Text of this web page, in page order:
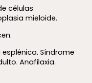
células
mieloide.
Síndrome
Anafilaxia.